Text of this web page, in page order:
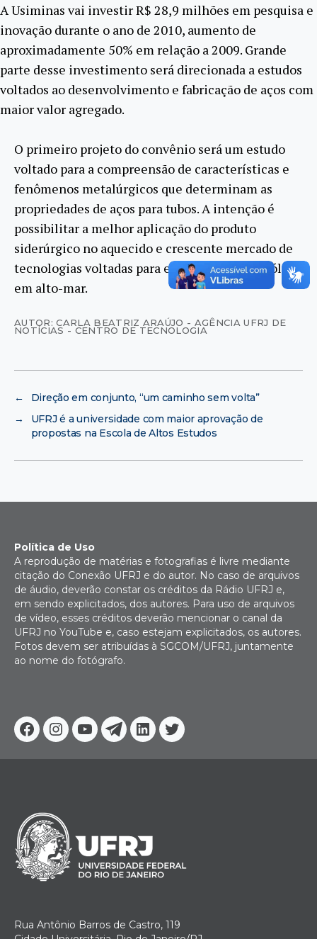
A Usiminas vai investir R$ 28,9 milhões em pesquisa e
inovação durante o ano de 2010, aumento de
aproximadamente 50% em relação a 2009. Grande
parte desse investimento será direcionada a estudos
voltados ao desenvolvimento e fabricação de aços com
maior valor agregado.
O primeiro projeto do convênio será um estudo
voltado para a compreensão de características e
fenômenos metalúrgicos que determinam as
propriedades de aços para tubos. A intenção é
possibilitar a melhor aplicação do produto
siderúrgico no aquecido e crescente mercado de
tecnologias voltadas para exploração de petróleo
em alto-mar.
AUTOR: CARLA BEATRIZ ARAÚJO - AGÊNCIA UFRJ DE
NOTÍCIAS - CENTRO DE TECNOLOGIA
←
Direção em conjunto, “um caminho sem volta”
→
UFRJ é a universidade com maior aprovação de
propostas na Escola de Altos Estudos
Facebook
Instagram
YoutubeTelegram
Linkedin
Twitter
Política de Uso
A reprodução de matérias e fotografias é livre mediante
citação do Conexão UFRJ e do autor. No caso de arquivos
de áudio, deverão constar os créditos da Rádio UFRJ e,
em sendo explicitados, dos autores. Para uso de arquivos
de vídeo, esses créditos deverão mencionar o canal da
UFRJ no YouTube e, caso estejam explicitados, os autores.
Fotos devem ser atribuídas à SGCOM/UFRJ, juntamente
ao nome do fotógrafo.
Rua Antônio Barros de Castro, 119